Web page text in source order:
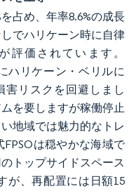
占め、年率8.6%の成長
でハリケーン時に自律
評価されています。
ハリケーン・ベリルに
害リスクを回避しまし
を要しますが稼働停止
地域では魅力的なトレ
は穏やかな海域で
トップサイドスペース
が、再配置には日額15